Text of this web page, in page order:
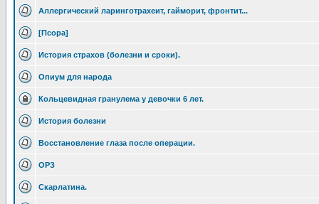
Аллергический ларинготрахеит, гайморит, фронтит...
[Псора]
История страхов (болезни и сроки).
Опиум для народа
Кольцевидная гранулема у девочки 6 лет.
История болезни
Восстановление глаза после операции.
ОРЗ
Скарлатина.